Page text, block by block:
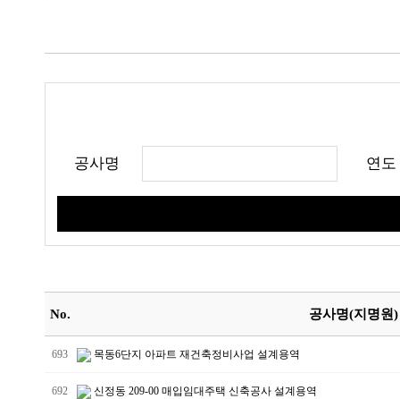
공사명 연도
No. 공사명(지명원)
693 목동6단지 아파트 재건축정비사업 설계용역
692 신정동 209-00 매입임대주택 신축공사 설계용역